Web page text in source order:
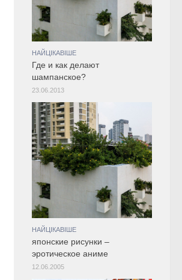
НАЙЦІКАВІШЕ
Где и как делают
шампанское?
23.06.2013
НАЙЦІКАВІШЕ
японские рисунки –
эротическое аниме
12.06.2005